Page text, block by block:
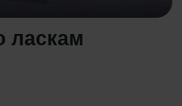
ласкам